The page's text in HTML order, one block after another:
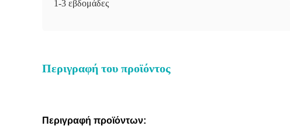
1-3 εβδομάδες
Περιγραφή του προϊόντος
Περιγραφή προϊόντων: